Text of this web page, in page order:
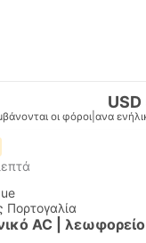
USD
οι φόροι ανα
Πορτογαλία
AC | λεωφορείο